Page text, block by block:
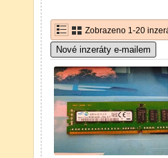
Zobrazeno 1-20
Nové inzeráty e-mailem